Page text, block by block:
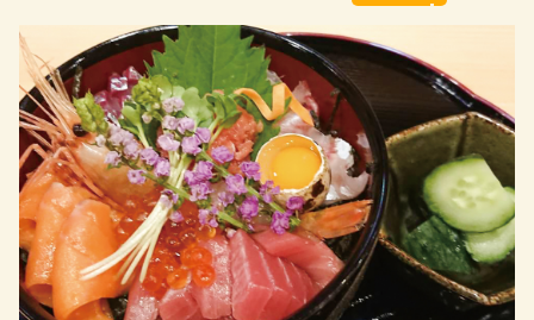
直江津エリア
13区エリア
ジャンル別
和食・居酒屋
レストラン・洋食